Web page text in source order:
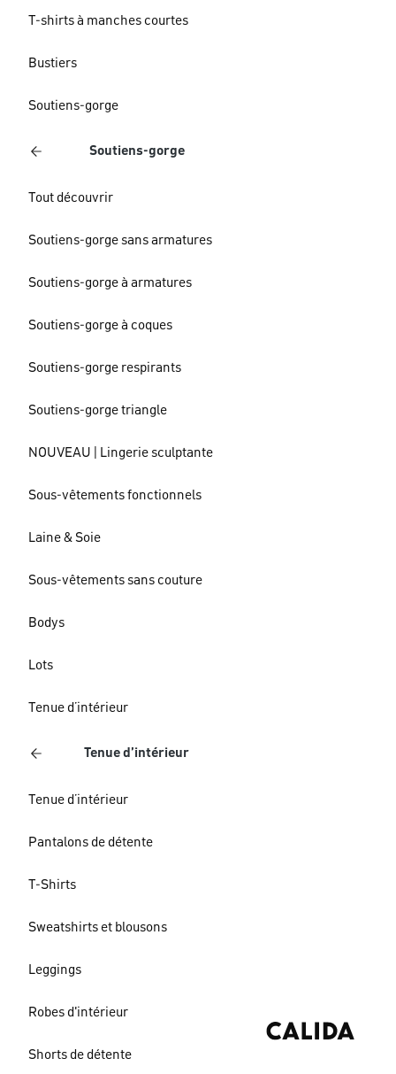
T-shirts à manches courtes
Bustiers
Soutiens-gorge
Soutiens-gorge
Tout découvrir
Soutiens-gorge sans armatures
Soutiens-gorge à armatures
Soutiens-gorge à coques
Soutiens-gorge respirants
Soutiens-gorge triangle
NOUVEAU | Lingerie sculptante
Sous-vêtements fonctionnels
Laine & Soie
Sous-vêtements sans couture
Bodys
Lots
Tenue d’intérieur
Tenue d’intérieur
Tenue d’intérieur
Pantalons de détente
T-Shirts
Sweatshirts et blousons
Leggings
Robes d'intérieur
Shorts de détente